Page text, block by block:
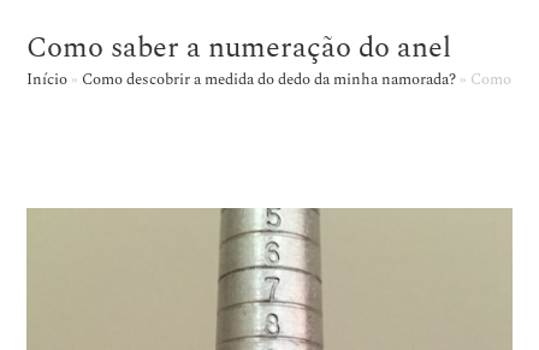
Como saber a numeração do anel
Início » Como descobrir a medida do dedo da minha namorada? » Como